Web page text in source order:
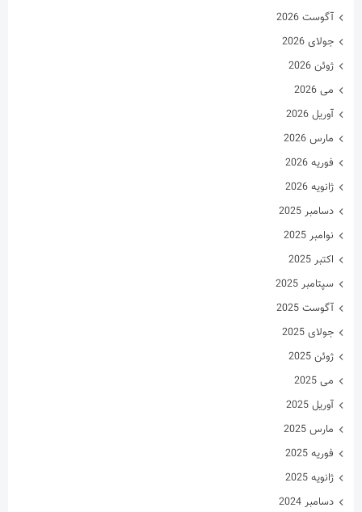
نوامبر 2025
اکتبر 2025
سپتامبر 2025
آگوست 2025
جولای 2025
ژوئن 2025
می 2025
آوریل 2025
مارس 2025
فوریه 2025
ژانویه 2025
دسامبر 2024
نوامبر 2024
اکتبر 2024
سپتامبر 2024
آگوست 2024
جولای 2024
ژوئن 2024
می 2024
آوریل 2024